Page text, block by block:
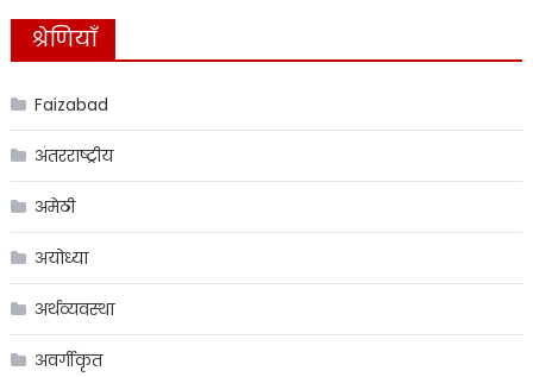
श्रेणियाँ
Faizabad
अंतरराष्ट्रीय
अमेठी
अयोध्या
अर्थव्यवस्था
अवर्गीकृत